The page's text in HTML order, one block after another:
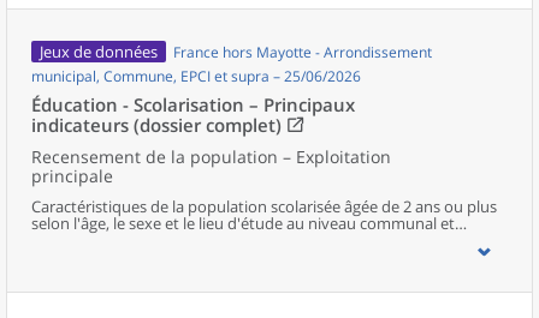
Jeux de données
France hors Mayotte - Arrondissement
municipal, Commune, EPCI et supra – 25/06/2026
Éducation - Scolarisation – Principaux
indicateurs (dossier complet)
Recensement de la population – Exploitation
principale
Caractéristiques de la population scolarisée âgée de 2 ans ou plus
selon l'âge, le sexe et le lieu d'étude au niveau communal et
supracommunal pour la France hors Mayotte.